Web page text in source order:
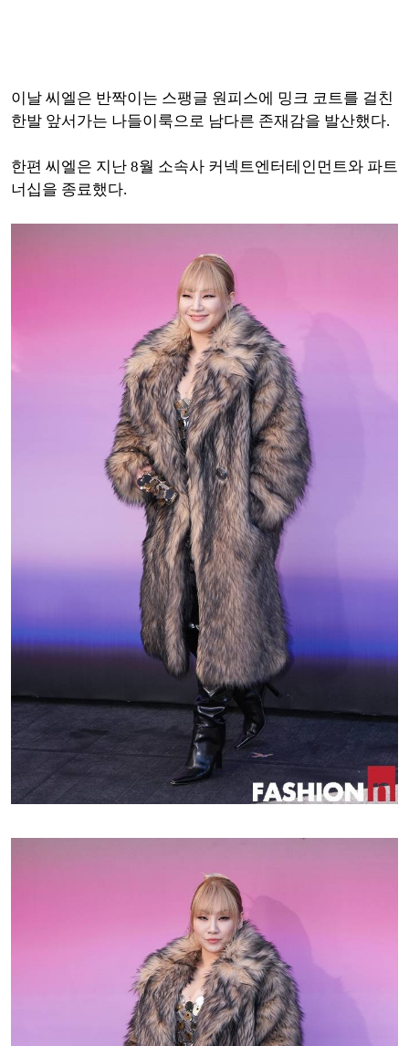
이날 씨엘은 반짝이는 스팽글 원피스에 밍크 코트를 걸친
한발 앞서가는 나들이룩으로 남다른 존재감을 발산했다.
한편 씨엘은 지난 8월 소속사 커넥트엔터테인먼트와 파트
너십을 종료했다.